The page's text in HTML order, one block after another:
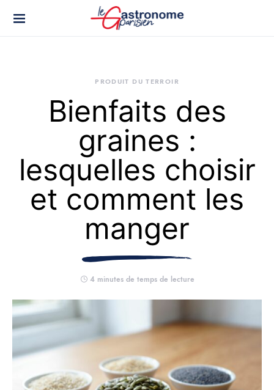
PRODUIT DU TERROIR
Bienfaits des
graines :
lesquelles choisir
et comment les
manger
4 minutes de temps de lecture